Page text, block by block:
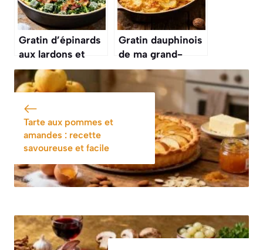
Gratin d’épinards
aux lardons et
œufs : recette
facile et
savoureuse
Gratin dauphinois
de ma grand-
mère : recette
authentique et
savoureuse
Tarte aux pommes et
amandes : recette
savoureuse et facile